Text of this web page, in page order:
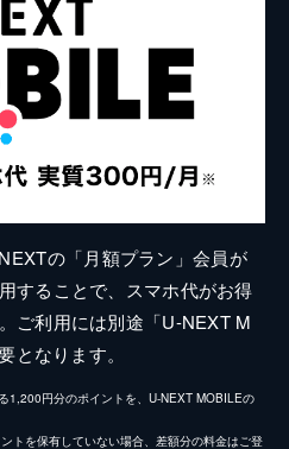
の「月額プラン」会員が
することで、スマホ代がお得
ご利用には別途「U-NEXT M
となります。
1,200円分のポイントを、U-NEXT MOBILEの
トを保有していない場合、差額分の料金はご登